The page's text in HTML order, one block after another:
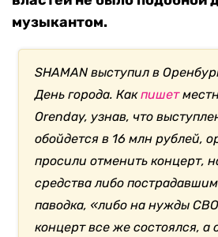
музыкантом.
SHAMAN выступил в
День города. Какпишет
Orenday, узнав, что
обойдется в 16 млн рублей,
просили отменить концерт,
средства либо
паводка, «либо на нужды
концерт все же состоялся,